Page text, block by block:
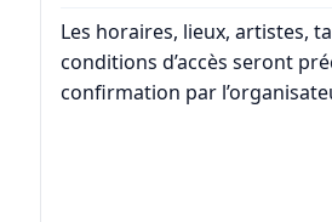
Les horaires, lieux, artistes,
conditions d’accès seront
confirmation par